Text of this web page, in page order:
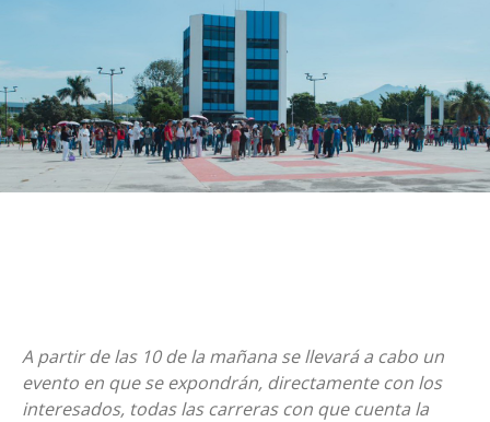
A partir de las 10 de la mañana se llevará a cabo un
evento en que se expondrán, directamente con los
interesados, todas las carreras con que cuenta la